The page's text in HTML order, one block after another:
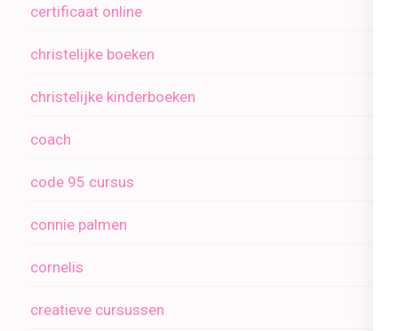
certificaat online
christelijke boeken
christelijke kinderboeken
coach
code 95 cursus
connie palmen
cornelis
creatieve cursussen